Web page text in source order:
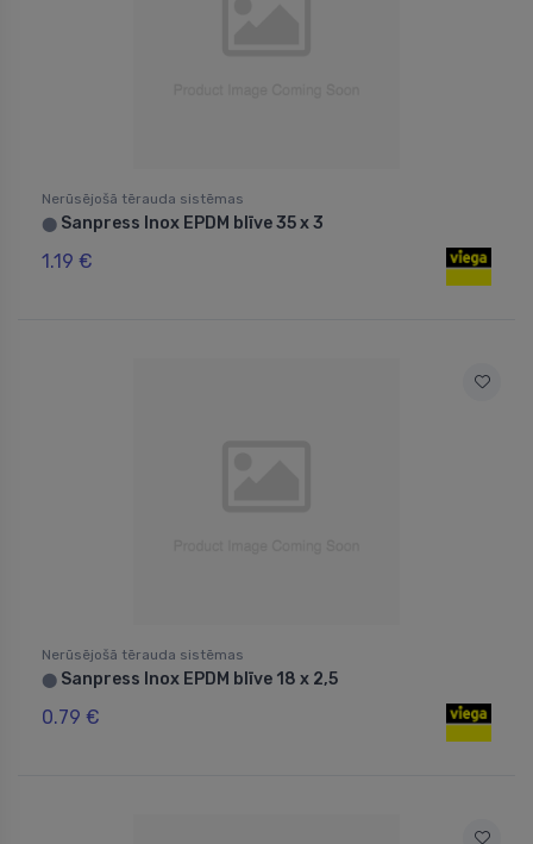
Nerūsējošā tērauda sistēmas
⬤ Sanpress Inox EPDM blīve 35 x 3
1.19 €
Nerūsējošā tērauda sistēmas
⬤ Sanpress Inox EPDM blīve 18 x 2,5
0.79 €